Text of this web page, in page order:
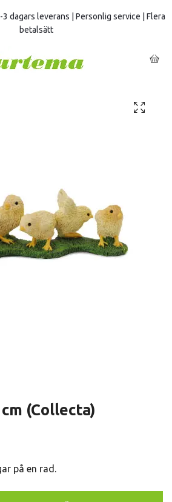
dagars leverans | Personlig service | Flera
betalsätt
(Collecta)
på en rad.